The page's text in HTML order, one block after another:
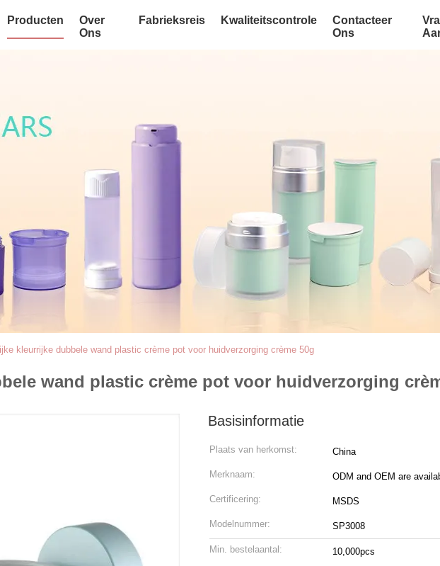
Producten
Over
Ons
Fabrieksreis Kwaliteitscontrole
Contacteer
Ons
kleurrijke dubbele wand plastic crème pot voor huidverzorging crème 50g
wand plastic crème pot voor huidverzorging
Basisinformatie
Plaats van herkomst: China
Merknaam: ODM and OEM are
Certificering: MSDS
Modelnummer: SP3008
Min. bestelaantal: 10,000pcs